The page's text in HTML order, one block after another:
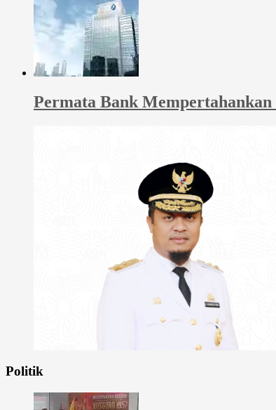
Permata Bank
Politik